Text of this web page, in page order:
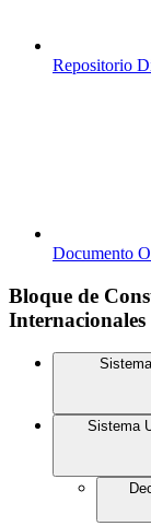
Repositorio
Documento
Bloque de
Internacionales
Sistema